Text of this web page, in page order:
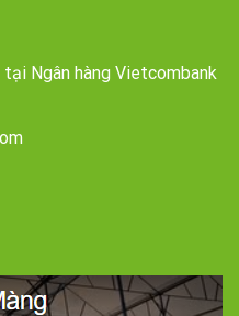
Ngân hàng Vietcombank